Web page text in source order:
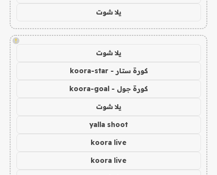
يلا شوت
!
يلا شوت
كورة ستار - koora-star
كورة جول - koora-goal
يلا شوت
yalla shoot
koora live
koora live